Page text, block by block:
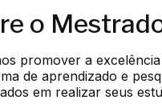
o
promover a
de aprendizado e
em realizar seus